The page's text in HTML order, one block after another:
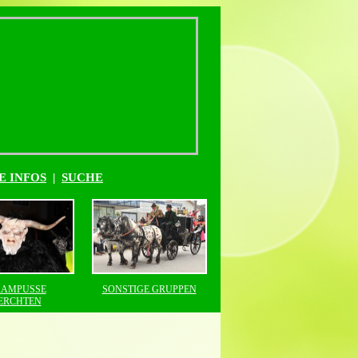
INFOS | SUCHE
SONSTIGE GRUPPEN